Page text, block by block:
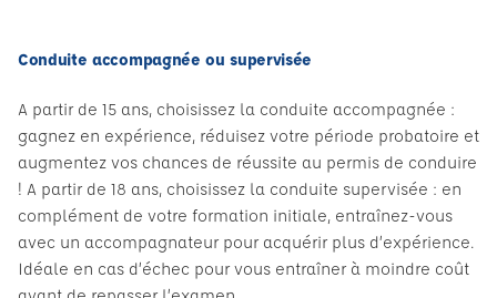
Conduite accompagnée ou supervisée
A partir de 15 ans, choisissez la conduite accompagnée :
gagnez en expérience, réduisez votre période probatoire et
augmentez vos chances de réussite au permis de conduire
! A partir de 18 ans, choisissez la conduite supervisée : en
complément de votre formation initiale, entraînez-vous
avec un accompagnateur pour acquérir plus d’expérience.
Idéale en cas d’échec pour vous entraîner à moindre coût